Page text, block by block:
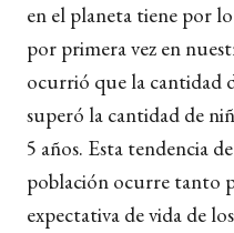
en el planeta tiene por
por primera vez en
ocurrió que la cantidad
superó la cantidad de
5 años. Esta tendencia
población ocurre tanto
expectativa de vida de